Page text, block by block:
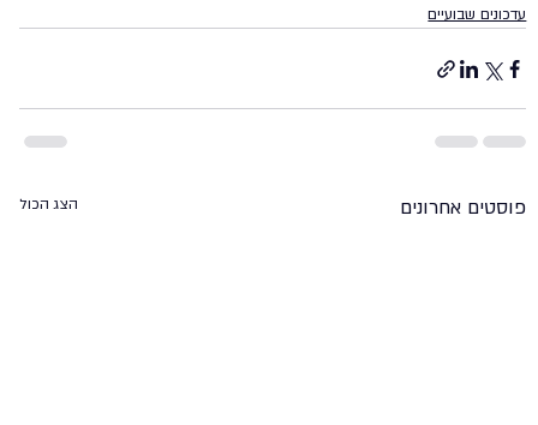
עדכונים שבועיים
פוסטים אחרונים הצג הכול